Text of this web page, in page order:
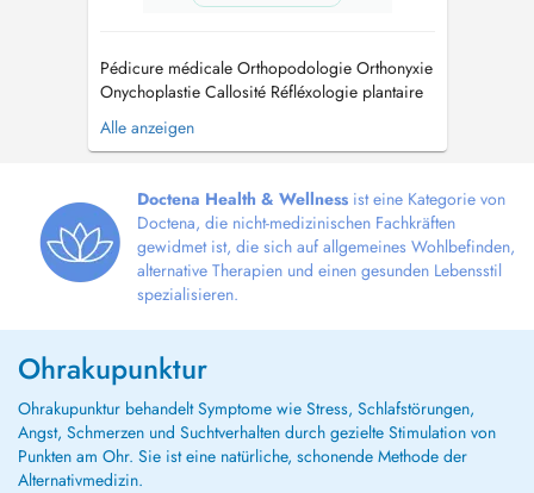
Pédicure médicale Orthopodologie Orthonyxie
Onychoplastie Callosité Réfléxologie plantaire
Massages circulatoire Drainage lymphatique
Energie Chinoises Acupuncture non invasive
Alle anzeigen
Doctena Health & Wellness ist eine Kategorie von
Doctena, die nicht-medizinischen Fachkräften
gewidmet ist, die sich auf allgemeines Wohlbefinden,
alternative Therapien und einen gesunden Lebensstil
spezialisieren.
Ohrakupunktur
Ohrakupunktur behandelt Symptome wie Stress, Schlafstörungen,
Angst, Schmerzen und Suchtverhalten durch gezielte Stimulation von
Punkten am Ohr. Sie ist eine natürliche, schonende Methode der
Alternativmedizin.